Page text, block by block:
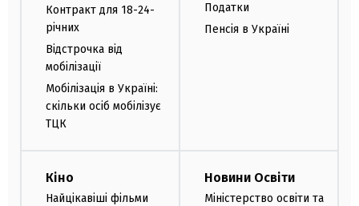
Контракт для 18-24-
річних
Відстрочка від
мобілізації
Мобілізація в Україні:
скільки осіб мобілізує
ТЦК
Податки
Пенсія в Україні
Кіно
Найцікавіші фільми
Новини Освіти
Міністерство освіти та